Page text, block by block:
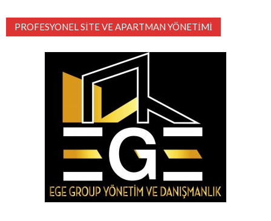
PROFESYONEL SITE VE APARTMAN YÖNETIMI